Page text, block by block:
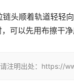
头顺着轨道轻轻
可以先用布擦干净
注明出处：https://